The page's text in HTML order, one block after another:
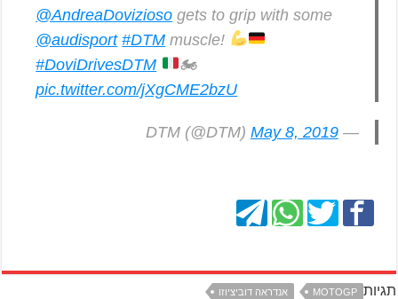
@AndreaDovizioso gets to grip with some
@audisport #DTM muscle!
#DoviDrivesDTM
🏍️
pic.twitter.com/jXgCME2bzU
— DTM (@DTM)
May 8, 2019
תגיות MOTOGP אנדראה דוביציוזו